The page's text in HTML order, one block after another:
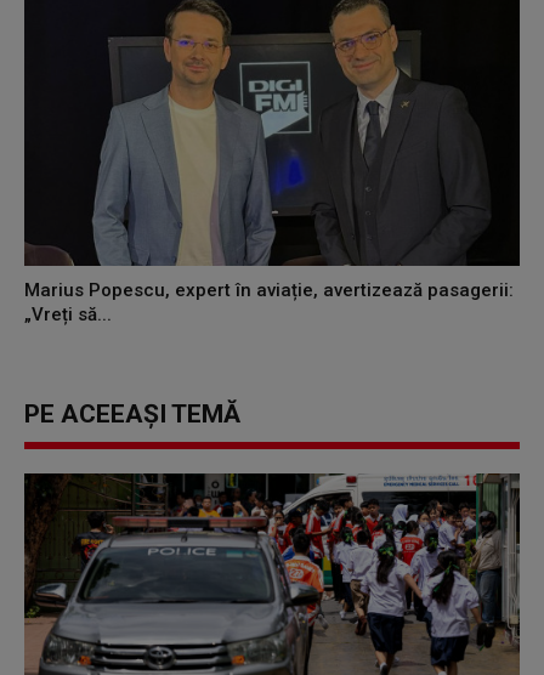
Marius Popescu, expert în aviație, avertizează pasagerii:
„Vreți să...
PE ACEEAȘI TEMĂ